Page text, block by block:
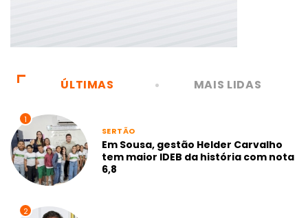
ÚLTIMAS MAIS LIDAS
1
SERTÃO
Em Sousa, gestão Helder Carvalho
tem maior IDEB da história com nota
6,8
2